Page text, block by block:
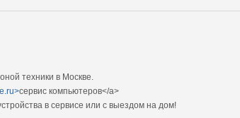
техники в Москве.
сервис компьютеров</a>
в сервисе или с выездом на дом!